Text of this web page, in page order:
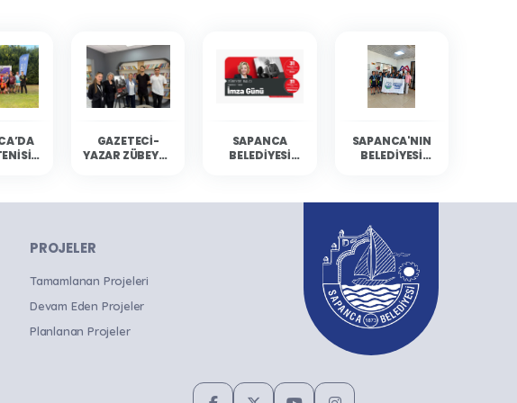
GAZETECI-
YAZAR ZÜBEYDE
SAPANCA
BELEDIYESI
SAPANCA'NIN
BELEDIYESI
PROJELER
Tamamlanan Projeleri
Devam Eden Projeler
Planlanan Projeler